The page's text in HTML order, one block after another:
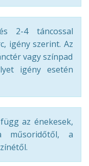
2-4 táncossal
igény szerint. Az
vagy színpad
igény esetén
az énekesek,
műsoridőtől, a